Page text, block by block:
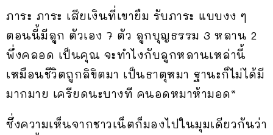
ภาระ ภาระ เสียเงินที่เขายืม รับภาระ แบบงง ๆ
ตอนนี้มีลูก ตัวเอง 7 ตัว ลูกบุญธรรม 3 หลาน 2
พึ่งคลอด เป็นคุณ จะทำไงกับลูกหลานเหล่านี้
เหมือนชีวิตถูกลิขิตมา เป็นธาตุหมา ฐานะก็ไม่ได้มี
มากมาย เครียดนะบางที คนอดหมาห้ามอด”
ซึ่งความเห็นจากชาวเน็ตก็มองไปในมุมเดียวกันว่า